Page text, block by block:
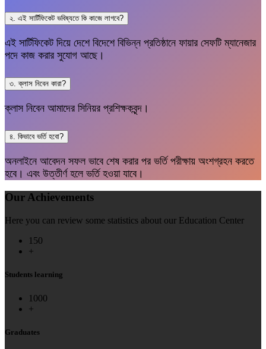
২. এই সার্টিফিকেট ভবিষ্যতে কি কাজে লাগবে?
এই সার্টিফিকেট দিয়ে দেশে বিদেশে বিভিন্ন প্রতিষ্ঠানে ফায়ার সেফটি ম্যানেজার
পদে কাজ করার সুযোগ আছে।
৩. ক্লাস নিবেন কারা?
ক্লাস নিবেন আমাদের সিনিয়র প্রশিক্ষকবৃন্দ।
৪. কিভাবে ভর্তি হবো?
অনলাইনে আবেদন সফল ভাবে শেষ করার পর ভর্তি পরীক্ষায় অংশগ্রহন করতে
হবে। এবং উত্তীর্ণ হলে ভর্তি হওয়া যাবে।
Our Achievements
Here you can review some statistics about our Education Center
150
+
Students learning
1000
+
Graduates